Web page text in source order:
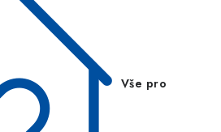
Vše pro